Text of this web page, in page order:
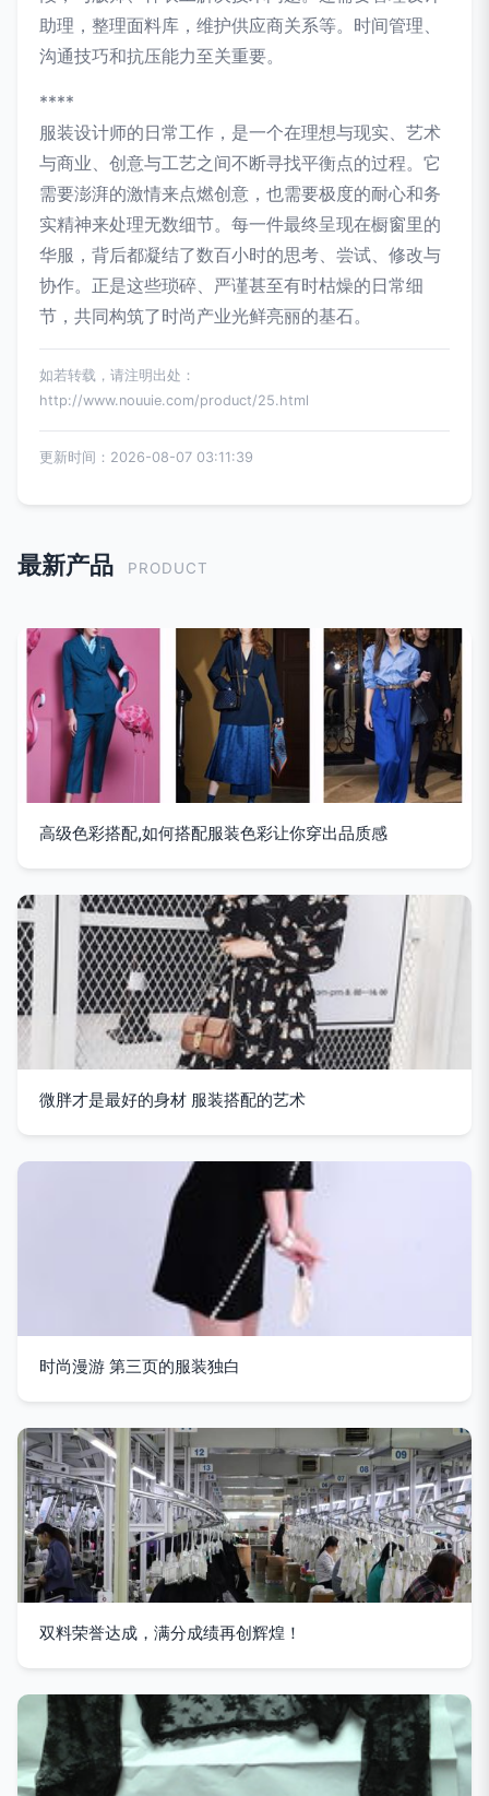
助理，整理面料库，维护供应商关系等。时间管理、
沟通技巧和抗压能力至关重要。
****
服装设计师的日常工作，是一个在理想与现实、艺术
与商业、创意与工艺之间不断寻找平衡点的过程。它
需要澎湃的激情来点燃创意，也需要极度的耐心和务
实精神来处理无数细节。每一件最终呈现在橱窗里的
华服，背后都凝结了数百小时的思考、尝试、修改与
协作。正是这些琐碎、严谨甚至有时枯燥的日常细
节，共同构筑了时尚产业光鲜亮丽的基石。
如若转载，请注明出处：
http://www.nouuie.com/product/25.html
更新时间：2026-08-07 03:11:39
最新产品 PRODUCT
高级色彩搭配,如何搭配服装色彩让你穿出品质感
微胖才是最好的身材 服装搭配的艺术
时尚漫游 第三页的服装独白
双料荣誉达成，满分成绩再创辉煌！